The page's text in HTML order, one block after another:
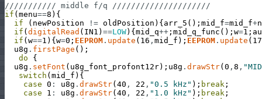
/////////// middle f/q /////////////////////
if (menu==8 ) {
if
( newPosition != oldPosition ) {arr_5 ( ) ; mid_f=mid_f+
if (digitalRead ( IN1 ) ==LOW) {mid_q++ ; mid_q_func ( ) ; w=1 ;
if (w==1 ) {w=0 ; EEPROM . update ( 16 , mid_f ) ; EEPROM . update ( 17
u8g . firstPage ( ) ;
do
{
u8g . setFont ( u8g_font_profont12r) ; u8g . drawStr(0 , 8 ,
switch (mid_f ) {
case 0 : u8g . drawStr(40 , 22 , "0.5 kHz" ) ; break ;
case
1 : u8g . drawStr(40 , 22 , "1.0 kHz" ) ; break ;